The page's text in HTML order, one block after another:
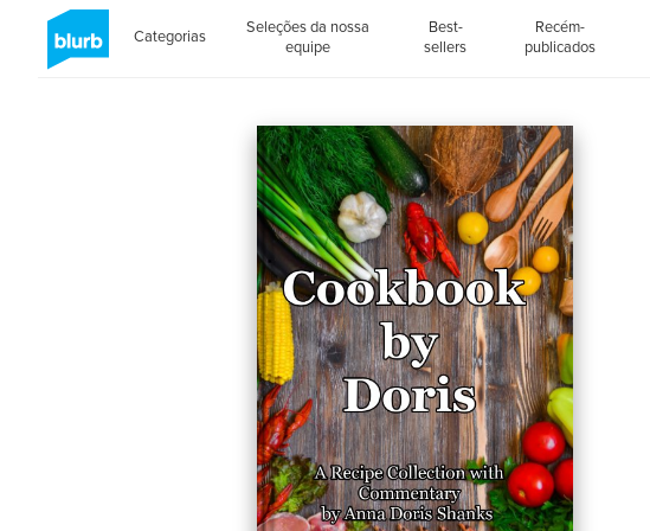
Categorias
Seleções da nossa
equipe
Best-
sellers
Recém-
publicados